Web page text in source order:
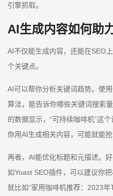
引擎抓取。
AI生成内容如何助
AI不仅能生成内容，还能在SEO
个关键点。
AI可以帮你分析关键词趋势。使
算法，能告诉你哪些关键词搜索
的数据显示，“可持续咖啡机”这
你用AI生成相关内容，可能就能抢
再者，AI能优化标题和元描述。
如Yoast SEO插件，可以建议你
就比如“家用咖啡机推荐：2023